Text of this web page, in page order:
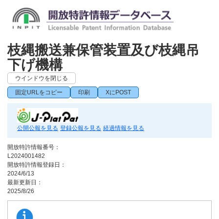
枝縄搬送兼保管装置及び枝縄吊
下げ機構
ウインドウを閉じる
固定URLをコピー 印刷 XにPOST
公開公報を見る 登録公報を見る 経過情報を見る
開放特許情報番号：
L2024001482
開放特許情報登録日：
2024/6/13
最新更新日：
2025/8/26